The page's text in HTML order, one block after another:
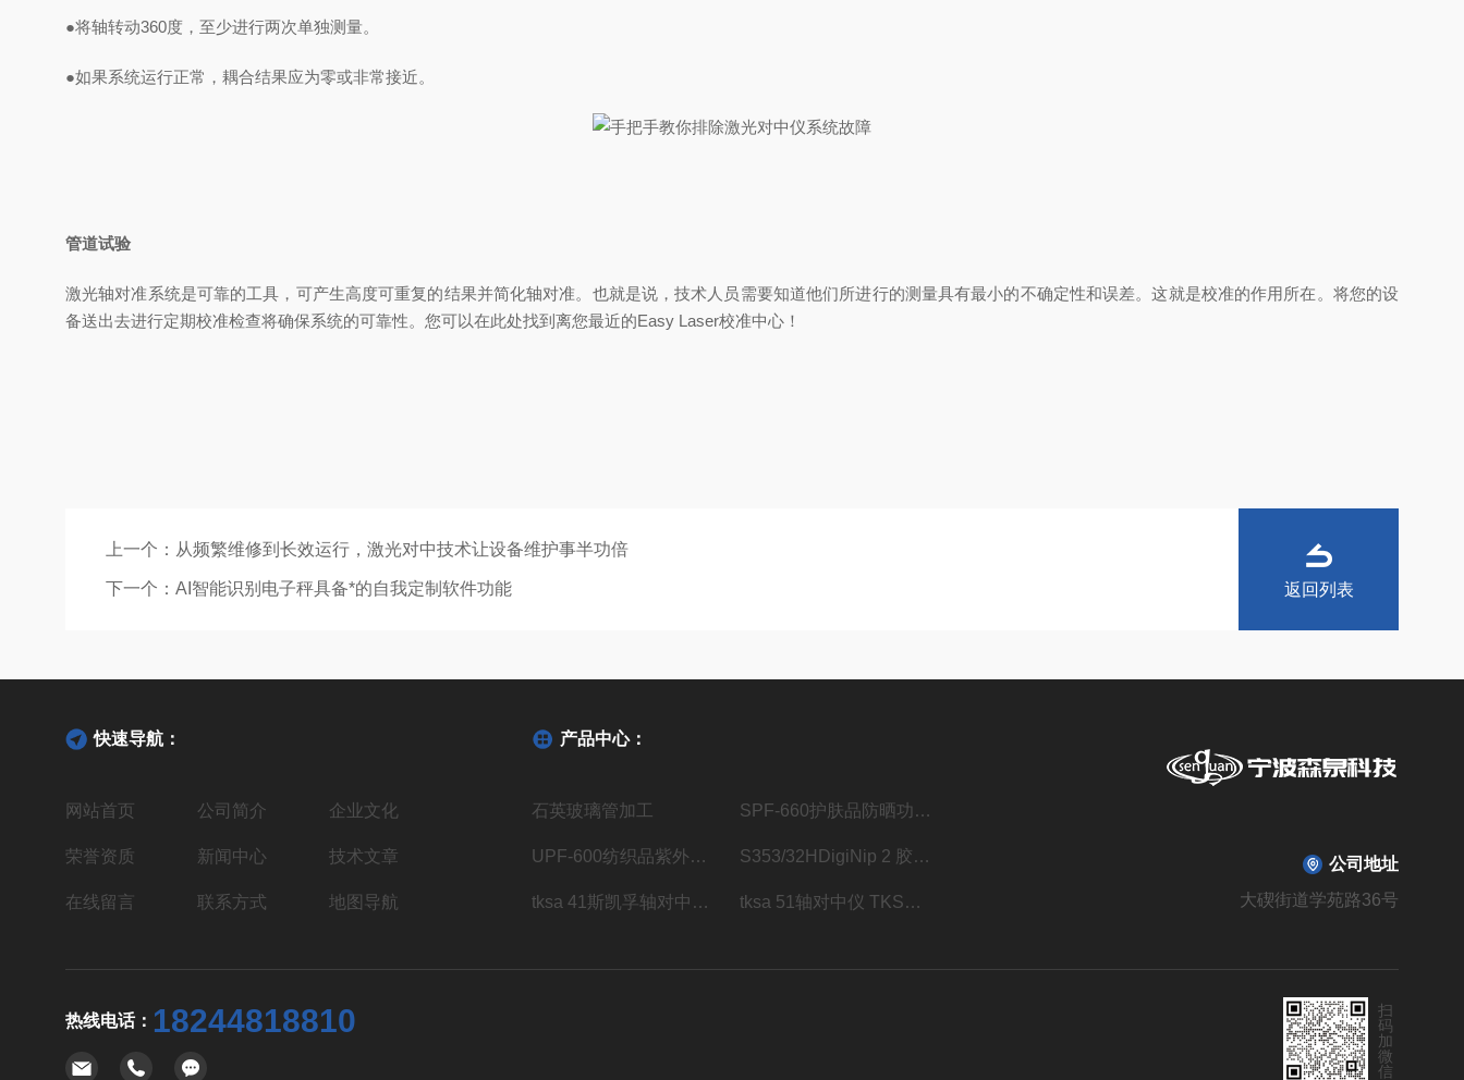
●将轴转动360度，至少进行两次单独测量。
●如果系统运行正常，耦合结果应为零或非常接近。
管道试验
激光轴对准系统是可靠的工具，可产生高度可重复的结果并简化轴对准。也就是说，技术人员需要知道他们所进行的测量具有最小的不确定性和误差。这就是校准的作用所在。将您的设
备送出去进行定期校准检查将确保系统的可靠性。您可以在此处找到离您最近的Easy Laser校准中心！
上一个： 从频繁维修到长效运行，激光对中技术让设备维护事半功倍
下一个： AI智能识别电子秤具备*的自我定制软件功能 返回列表
快速导航：
网站首页 公司简介 企业文化
荣誉资质 新闻中心 技术文章
在线留言 联系方式 地图导航
产品中心：
石英玻璃管加工 SPF-660护肤品防晒功效测试仪
UPF-600纺织品紫外线防护系数分析仪 S353/32HDigiNip 2 胶辊压区检测仪传感器
tksa 41斯凯孚轴对中仪 TKSA 41 tksa 51轴对中仪 TKSA 51
公司地址
大碶街道学苑路36号
热线电话： 18244818810
扫
码
加
微
信